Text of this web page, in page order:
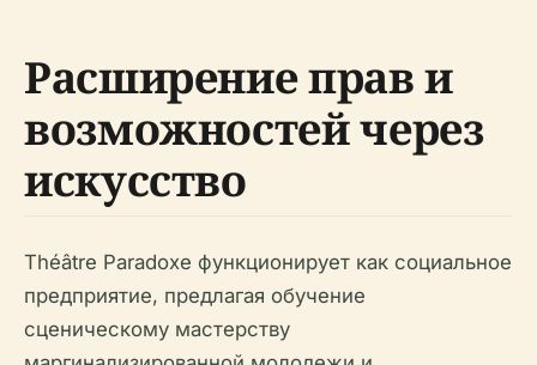
Расширение прав и
возможностей через
искусство
Théâtre Paradoxe функционирует как социальное
предприятие, предлагая обучение
сценическому мастерству